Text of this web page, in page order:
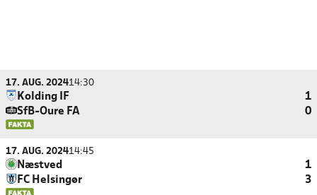
17. AUG. 202414:30
Kolding IF
1
SfB-Oure FA
0
17. AUG. 202414:45
Næstved
1
FC Helsingør
3